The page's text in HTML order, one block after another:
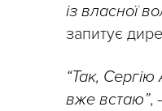
із власної
запитує
“Так,
вже встаю”,